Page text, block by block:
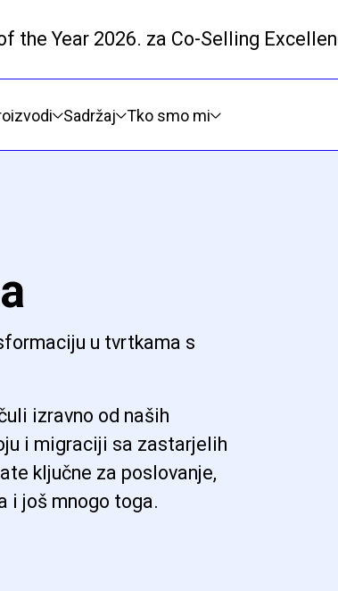
the Year 2026. za Co-Selling
Prijeđi na glavni sadržaj
Sadržaj Tko smo mi
u tvrtkama s
izravno od naših
i migraciji sa zastarjelih
ključne za poslovanje,
i još mnogo toga.